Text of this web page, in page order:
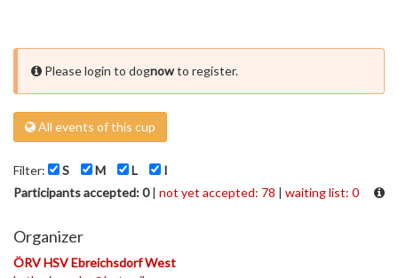
Please login to dognowto register.
All events of this cup
Filter: S M L
I
Participants accepted: 0| not yet accepted: 78 | waiting list: 0
Organizer
ÖRV HSV Ebreichsdorf West